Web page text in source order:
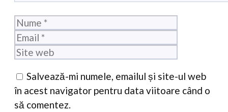
Nume
Salvează-mi numele, emailul și site-ul web
în acest navigator pentru data viitoare când o
să comentez.